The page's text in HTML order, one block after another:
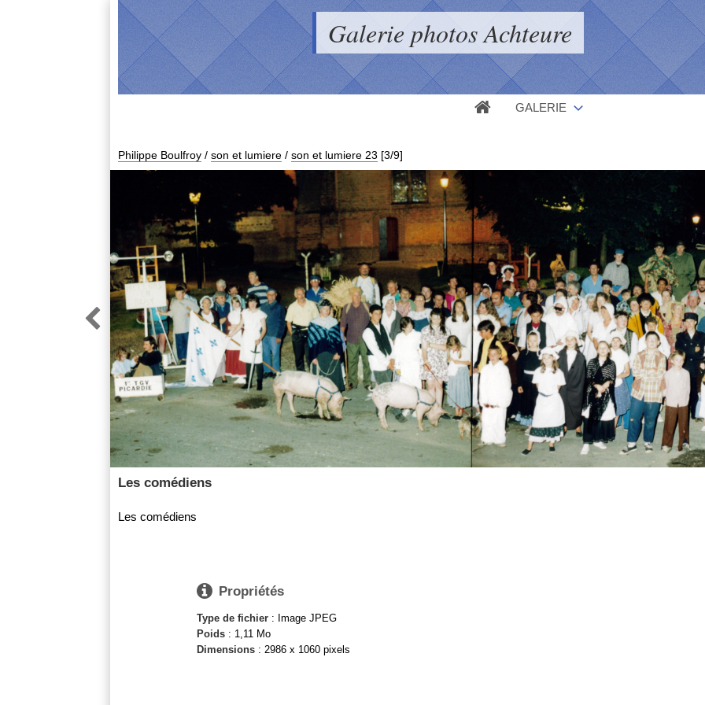
Galerie photos Achteure
GALERIE
Philippe Boulfroy / son et lumiere / son et lumiere 23 [3/9]

Les comédiens
Les comédiens
 Propriétés
Type de fichier: Image JPEG
Poids: 1,11 Mo
Dimensions: 2986 x 1060 pixels